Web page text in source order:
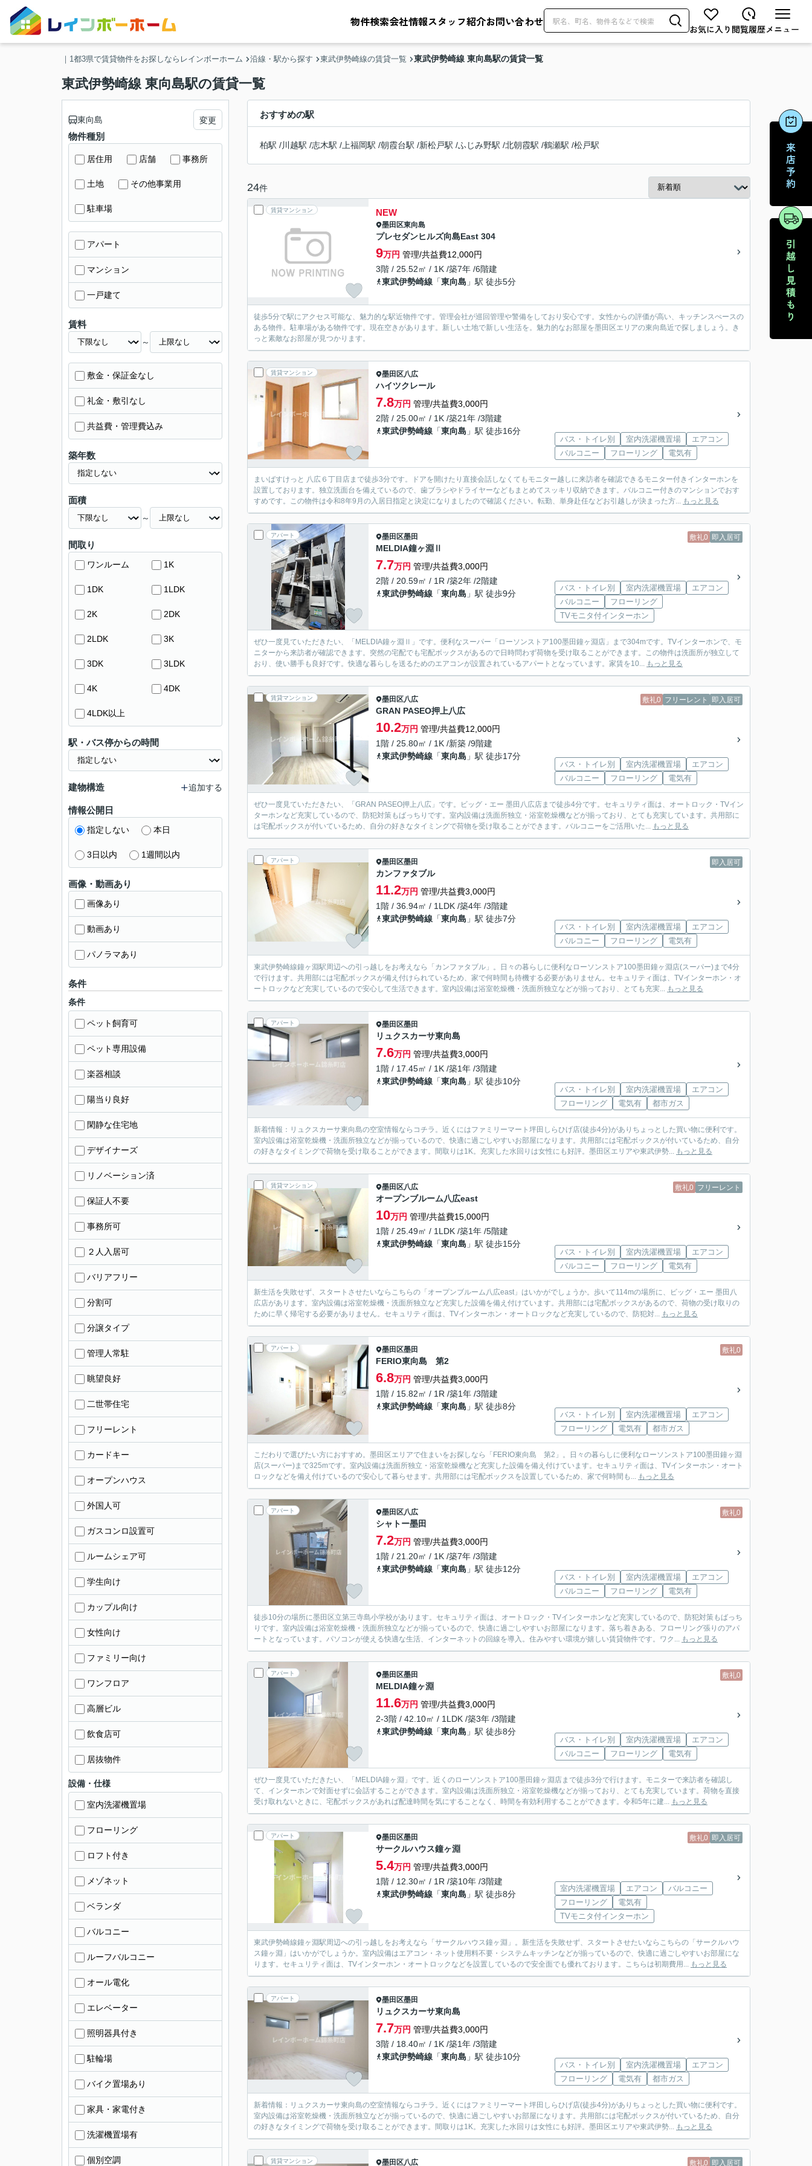
物件検索会社情報スタッフ紹介お問い合わせ
｜1都3県で賃貸物件をお探しならレインボーホーム 沿線・駅から探す 東武伊勢崎線の賃貸一覧 東武伊勢崎線 東向島駅の賃貸一覧
東武伊勢崎線 東向島駅の賃貸一覧
おすすめの駅
柏駅 /川越駅 /志木駅 / 上福岡駅 /朝霞台駅 /新松戸駅 /ふじみ野駅 /北朝霞駅 /鶴瀬駅 /松戸駅
24件
賃貸マンション NEW
墨田区東向島
プレセダンヒルズ向島East 304
9万円 管理/共益費12,000円
3階 / 25.52㎡ / 1K /築7年 /6階建
東武伊勢崎線 「東向島 」駅 徒歩5分
徒歩5分で駅にアクセス可能な、魅力的な駅近物件です。管理会社が巡回管理や警備をしており安心です。女性からの評価が高い、キッチンスぺースの
ある物件。駐車場がある物件です。現在空きがあります。新しい土地で新しい生活を。魅力的なお部屋を墨田区エリアの東向島近で探しましょう。き
っと素敵なお部屋が見つかります。
賃貸マンション 墨田区八広
ハイツクレール
7.8万円 管理/共益費3,000円
2階 / 25.00㎡ / 1K /築21年 /3階建
東武伊勢崎線 「東向島 」駅 徒歩16分
バス・トイレ別 室内洗濯機置場
エアコン
バルコニー
フローリング 電気有
まいばすけっと 八広６丁目店まで徒歩3分です。ドアを開けたり直接会話しなくてもモニター越しに来訪者を確認できるモニター付きインターホンを
設置しております。独立洗面台を備えているので、歯ブラシやドライヤーなどもまとめてスッキリ収納できます。バルコニー付きのマンションでおす
すめです。この物件は令和8年9月の入居日指定と決定になりましたので確認ください。転勤、単身赴任などお引越しが決まった方... もっと見る
アパート 敷礼0 即入居可
墨田区墨田
MELDIA鐘ヶ淵Ⅱ
7.7万円 管理/共益費3,000円
2階 / 20.59㎡ / 1R /築2年 /2階建
東武伊勢崎線 「東向島 」駅 徒歩9分
バス・トイレ別 室内洗濯機置場
エアコン
バルコニー
フローリング
TVモニタ付インターホン
ぜひ一度見ていただきたい、「MELDIA鐘ヶ淵Ⅱ」です。便利なスーパー「ローソンストア100墨田鐘ヶ淵店」まで304mです。TVインターホンで、モ
ニターから来訪者が確認できます。突然の宅配でも宅配ボックスがあるので日時問わず荷物を受け取ることができます。この物件は洗面所が独立して
おり、使い勝手も良好です。快適な暮らしを送るためのエアコンが設置されているアパートとなっています。家賃を10... もっと見る
賃貸マンション 敷礼0 フリーレント 即入居可
墨田区八広
GRAN PASEO押上八広
10.2万円 管理/共益費12,000円
1階 / 25.80㎡ / 1K /新築 /9階建
東武伊勢崎線 「東向島 」駅 徒歩17分
バス・トイレ別 室内洗濯機置場
エアコン
バルコニー
フローリング 電気有
ぜひ一度見ていただきたい、「GRAN PASEO押上八広」です。ビッグ・エー 墨田八広店まで徒歩4分です。セキュリティ面は、オートロック・TVイン
ターホンなど充実しているので、防犯対策もばっちりです。室内設備は洗面所独立・浴室乾燥機などが揃っており、とても充実しています。共用部に
は宅配ボックスが付いているため、自分の好きなタイミングで荷物を受け取ることができます。バルコニーをご活用いた... もっと見る
アパート 即入居可
墨田区墨田
カンファタブル
11.2万円 管理/共益費3,000円
1階 / 36.94㎡ / 1LDK /築4年 /3階建
東武伊勢崎線 「東向島 」駅 徒歩7分
バス・トイレ別 室内洗濯機置場
エアコン
バルコニー
フローリング 電気有
東武伊勢崎線鐘ヶ淵駅周辺への引っ越しをお考えなら「カンファタブル」。日々の暮らしに便利なローソンストア100墨田鐘ヶ淵店(スーパー)まで4分
で行けます。共用部には宅配ボックスが備え付けられているため、家で何時間も待機する必要がありません。セキュリティ面は、TVインターホン・オ
ートロックなど充実しているので安心して生活できます。室内設備は浴室乾燥機・洗面所独立などが揃っており、とても充実... もっと見る
アパート 墨田区墨田
リュクスカーサ東向島
7.6万円 管理/共益費3,000円
1階 / 17.45㎡ / 1K /築1年 /3階建
東武伊勢崎線 「東向島 」駅 徒歩10分
バス・トイレ別 室内洗濯機置場
エアコン
フローリング
電気有 都市ガス
新着情報：リュクスカーサ東向島の空室情報ならコチラ。近くにはファミリーマート坪田しらひげ店(徒歩4分)がありちょっとした買い物に便利です。
室内設備は浴室乾燥機・洗面所独立などが揃っているので、快適に過ごしやすいお部屋になります。共用部には宅配ボックスが付いているため、自分
の好きなタイミングで荷物を受け取ることができます。間取りは1K。充実した水回りは女性にも好評。墨田区エリアや東武伊勢... もっと見る
賃貸マンション 敷礼0 フリーレント
墨田区八広
オープンブルーム八広east
10万円 管理/共益費15,000円
1階 / 25.49㎡ / 1LDK /築1年 /5階建
東武伊勢崎線 「東向島 」駅 徒歩15分
バス・トイレ別 室内洗濯機置場
エアコン
バルコニー
フローリング 電気有
新生活を失敗せず、スタートさせたいならこちらの「オープンブルーム八広east」はいかがでしょうか。歩いて114mの場所に、ビッグ・エー 墨田八
広店があります。室内設備は浴室乾燥機・洗面所独立など充実した設備を備え付けています。共用部には宅配ボックスがあるので、荷物の受け取りの
ために早く帰宅する必要がありません。セキュリティ面は、TVインターホン・オートロックなど充実しているので、防犯対... もっと見る
アパート 敷礼0
墨田区墨田
FERIO東向島 第2
6.8万円 管理/共益費3,000円
1階 / 15.82㎡ / 1R /築1年 /3階建
東武伊勢崎線 「東向島 」駅 徒歩8分
バス・トイレ別 室内洗濯機置場
エアコン
フローリング
電気有 都市ガス
こだわりで選びたい方におすすめ。墨田区エリアで住まいをお探しなら「FERIO東向島 第2」。日々の暮らしに便利なローソンストア100墨田鐘ヶ淵
店(スーパー)まで325mです。室内設備は洗面所独立・浴室乾燥機など充実した設備を備え付けています。セキュリティ面は、TVインターホン・オート
ロックなどを備え付けているので安心して暮らせます。共用部には宅配ボックスを設置しているため、家で何時間も... もっと見る
アパート 敷礼0
墨田区八広
シャトー墨田
7.2万円 管理/共益費3,000円
1階 / 21.20㎡ / 1K /築7年 /3階建
東武伊勢崎線 「東向島 」駅 徒歩12分
バス・トイレ別 室内洗濯機置場
エアコン
バルコニー
フローリング 電気有
徒歩10分の場所に墨田区立第三寺島小学校があります。セキュリティ面は、オートロック・TVインターホンなど充実しているので、防犯対策もばっち
りです。室内設備は浴室乾燥機・洗面所独立などが揃っているので、快適に過ごしやすいお部屋になります。落ち着きある、フローリング張りのアパ
ートとなっています。パソコンが使える快適な生活、インターネットの回線を導入。住みやすい環境が嬉しい賃貸物件です。ワク... もっと見る
アパート 敷礼0
墨田区墨田
MELDIA鐘ヶ淵
11.6万円 管理/共益費3,000円
2-3階 / 42.10㎡ / 1LDK /築3年 /3階建
東武伊勢崎線 「東向島 」駅 徒歩8分
バス・トイレ別 室内洗濯機置場
エアコン
バルコニー
フローリング 電気有
ぜひ一度見ていただきたい、「MELDIA鐘ヶ淵」です。近くのローソンストア100墨田鐘ヶ淵店まで徒歩3分で行けます。モニターで来訪者を確認し
て、インターホンで対面せずに会話することができます。室内設備は洗面所独立・浴室乾燥機などが揃っており、とても充実しています。荷物を直接
受け取れないときに、宅配ボックスがあれば配達時間を気にすることなく、時間を有効利用することができます。令和5年に建... もっと見る
アパート 敷礼0 即入居可
墨田区墨田
サークルハウス鐘ヶ淵
5.4万円 管理/共益費3,000円
1階 / 12.30㎡ / 1R /築10年 /3階建
東武伊勢崎線 「東向島 」駅 徒歩8分
室内洗濯機置場 エアコン
バルコニー
フローリング
電気有
TVモニタ付インターホン
東武伊勢崎線鐘ヶ淵駅周辺への引っ越しをお考えなら「サークルハウス鐘ヶ淵」。新生活を失敗せず、スタートさせたいならこちらの「サークルハウ
ス鐘ヶ淵」はいかがでしょうか。室内設備はエアコン・ネット使用料不要・システムキッチンなどが揃っているので、快適に過ごしやすいお部屋にな
ります。セキュリティ面は、TVインターホン・オートロックなどを設置しているので安全面でも優れております。こちらは初期費用... もっと見る
アパート 墨田区墨田
リュクスカーサ東向島
7.7万円 管理/共益費3,000円
3階 / 18.40㎡ / 1K /築1年 /3階建
東武伊勢崎線 「東向島 」駅 徒歩10分
バス・トイレ別 室内洗濯機置場
エアコン
フローリング
電気有 都市ガス
新着情報：リュクスカーサ東向島の空室情報ならコチラ。近くにはファミリーマート坪田しらひげ店(徒歩4分)がありちょっとした買い物に便利です。
室内設備は浴室乾燥機・洗面所独立などが揃っているので、快適に過ごしやすいお部屋になります。共用部には宅配ボックスが付いているため、自分
の好きなタイミングで荷物を受け取ることができます。間取りは1K。充実した水回りは女性にも好評。墨田区エリアや東武伊勢... もっと見る
賃貸マンション 敷礼0 即入居可
墨田区八広
東向島 変更
物件種別
居住用 店舗 事務所
土地 その他事業用
駐車場
アパート
マンション
一戸建て
賃料
～
敷金・保証金なし
礼金・敷引なし
共益費・管理費込み
築年数
面積
～
間取り
ワンルーム 1K
1DK 1LDK
2K 2DK
2LDK 3K
3DK 3LDK
4K 4DK
4LDK以上
駅・バス停からの時間
建物構造 追加する
情報公開日
指定しない 本日
3日以内 1週間以内
画像・動画あり
画像あり
動画あり
パノラマあり
条件
条件
ペット飼育可
ペット専用設備
楽器相談
陽当り良好
閑静な住宅地
デザイナーズ
リノベーション済
保証人不要
事務所可
２人入居可
バリアフリー
分割可
分譲タイプ
管理人常駐
眺望良好
二世帯住宅
フリーレント
カードキー
オープンハウス
外国人可
ガスコンロ設置可
ルームシェア可
学生向け
カップル向け
女性向け
ファミリー向け
ワンフロア
高層ビル
飲食店可
居抜物件
設備・仕様
室内洗濯機置場
フローリング
ロフト付き
メゾネット
ベランダ
バルコニー
ルーフバルコニー
オール電化
エレベーター
照明器具付き
駐輪場
バイク置場あり
家具・家電付き
洗濯機置場有
個別空調